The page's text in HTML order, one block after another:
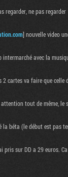
regarder, ne pas regarder
] nouvelle video
intermarché avec la
2 cartes va faire que
tout de même, le
la béta (le début est pas
pris sur DD a 29 euros.